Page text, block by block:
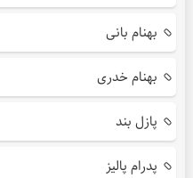
بهنام بانی
بهنام خدری
پازل بند
پدرام پالیز